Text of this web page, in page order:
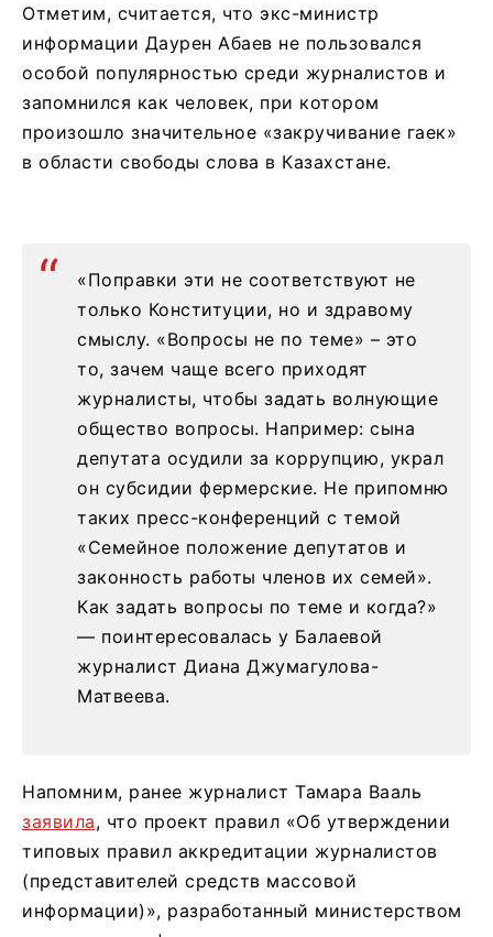
Отметим, считается, что экс-министр
информации Даурен Абаев не пользовался
особой популярностью среди журналистов и
запомнился как человек, при котором
произошло значительное «закручивание гаек»
в области свободы слова в Казахстане.
«Поправки эти не соответствуют не
только Конституции, но и здравому
смыслу. «Вопросы не по теме» – это
то, зачем чаще всего приходят
журналисты, чтобы задать волнующие
общество вопросы. Например: сына
депутата осудили за коррупцию, украл
он субсидии фермерские. Не припомню
таких пресс-конференций с темой
«Семейное положение депутатов и
законность работы членов их семей».
Как задать вопросы по теме и когда?»
— поинтересовалась у Балаевой
журналист Диана Джумагулова-
Матвеева.
Напомним, ранее журналист Тамара Вааль
заявила, что проект правил «Об утверждении
типовых правил аккредитации журналистов
(представителей средств массовой
информации)», разработанный министерством